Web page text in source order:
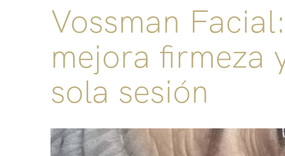
Vossman
mejora firmeza
sola sesión